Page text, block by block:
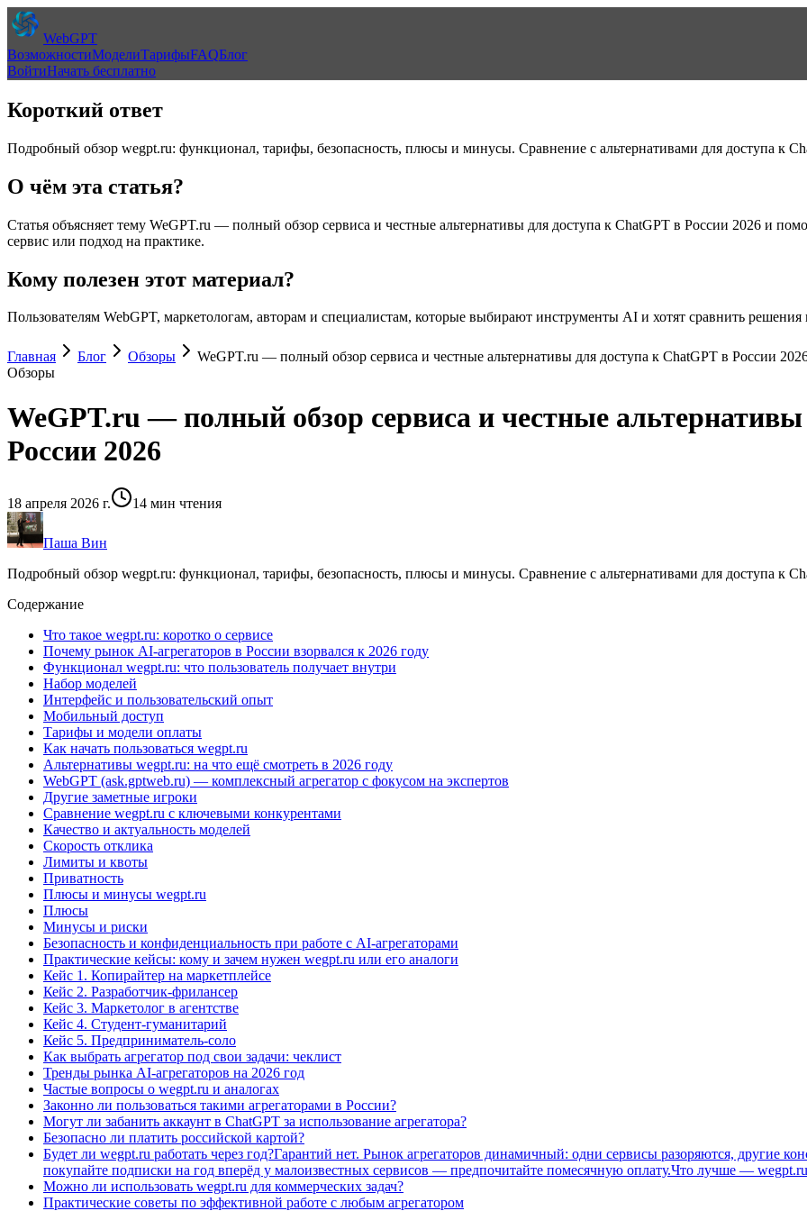
WebGPT
ВозможностиМоделиТарифыFAQБлог
ВойтиНачать бесплатно
Короткий ответ
Подробный обзор wegpt.ru: функционал, тарифы, безопасность, плюсы и минусы. Сравнение с альтернативами для доступа к
О чём эта статья?
Статья объясняет тему WeGPT.ru — полный обзор сервиса и честные альтернативы для доступа к ChatGPT в России 2026 и
сервис или подход на практике.
Кому полезен этот материал?
Пользователям WebGPT, маркетологам, авторам и специалистам, которые выбирают инструменты AI и хотят сравнить решения
Главная Блог Обзоры
WeGPT.ru — полный обзор сервиса и честные альтернативы для доступа к ChatGPT в России
Обзоры
WeGPT.ru — полный обзор сервиса и честные
России 2026
18 апреля 2026 г. 14 мин чтения
Паша Вин
Подробный обзор wegpt.ru: функционал, тарифы, безопасность, плюсы и минусы. Сравнение с альтернативами для доступа к
Содержание
Что такое wegpt.ru: коротко о сервисе
Почему рынок AI-агрегаторов в России взорвался к 2026 году
Функционал wegpt.ru: что пользователь получает внутри
Набор моделей
Интерфейс и пользовательский опыт
Мобильный доступ
Тарифы и модели оплаты
Как начать пользоваться wegpt.ru
Альтернативы wegpt.ru: на что ещё смотреть в 2026 году
WebGPT (ask.gptweb.ru) — комплексный агрегатор с фокусом на экспертов
Другие заметные игроки
Сравнение wegpt.ru с ключевыми конкурентами
Качество и актуальность моделей
Скорость отклика
Лимиты и квоты
Приватность
Плюсы и минусы wegpt.ru
Плюсы
Минусы и риски
Безопасность и конфиденциальность при работе с AI-агрегаторами
Практические кейсы: кому и зачем нужен wegpt.ru или его аналоги
Кейс 1. Копирайтер на маркетплейсе
Кейс 2. Разработчик-фрилансер
Кейс 3. Маркетолог в агентстве
Кейс 4. Студент-гуманитарий
Кейс 5. Предприниматель-соло
Как выбрать агрегатор под свои задачи: чеклист
Тренды рынка AI-агрегаторов на 2026 год
Частые вопросы о wegpt.ru и аналогах
Законно ли пользоваться такими агрегаторами в России?
Могут ли забанить аккаунт в ChatGPT за использование агрегатора?
Безопасно ли платить российской картой?
Будет ли wegpt.ru работать через год?Гарантий нет. Рынок агрегаторов динамичный: одни сервисы разоряются, другие
покупайте подписки на год вперёд у малоизвестных сервисов — предпочитайте помесячную оплату.Что лучше —
Можно ли использовать wegpt.ru для коммерческих задач?
Практические советы по эффективной работе с любым агрегатором